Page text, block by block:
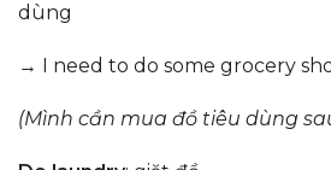
dùng
→ I need to do some grocery
(Mình cần mua đồ tiêu dùng